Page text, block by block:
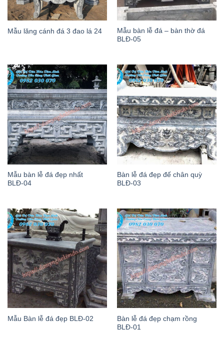
Mẫu lăng cánh đá 3 đao lá 24
Mẫu bàn lễ đá – bàn thờ đá
BLĐ-05
Mẫu bàn lễ đá đẹp nhất
BLĐ-04
Bàn lễ đá đẹp đế chân quỳ
BLĐ-03
Mẫu Bàn lễ đá đẹp BLĐ-02
Bàn lễ đá đẹp chạm rồng
BLĐ-01